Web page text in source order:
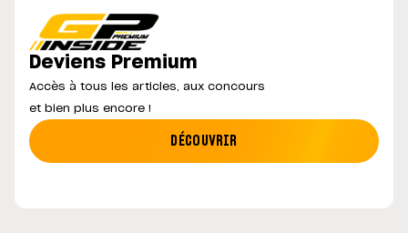
Deviens Premium
Accès à tous les articles, aux concours
et bien plus encore !
DÉCOUVRIR